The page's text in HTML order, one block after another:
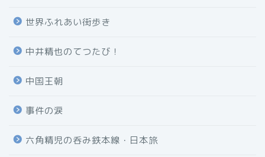
世界ふれあい街歩き
中井精也のてつたび！
中国王朝
事件の涙
六角精児の呑み鉄本線・日本旅